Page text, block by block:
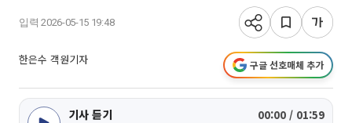
입력 2026-05-15 19:48
한은수 객원기자 구글 선호매체 추가
기사 듣기 00:00 / 01:59